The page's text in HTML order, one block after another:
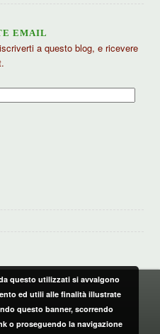
EMAIL
a questo blog, e ricevere
questo utilizzati si avvalgono
ed utili alle finalità illustrate
questo banner, scorrendo
o proseguendo la navigazione